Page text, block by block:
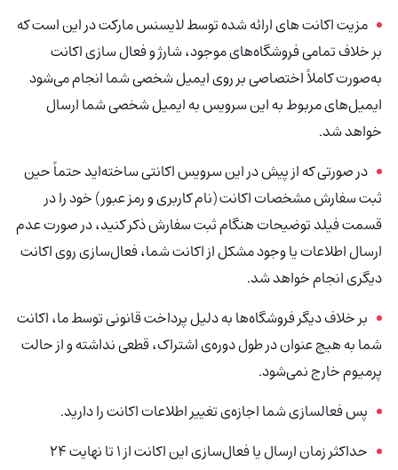
مزیت اکانت های ارائه شده توسط لایسنس مارکت در این است که
بر خلاف تمامی فروشگاه‌های موجود، شارژ و فعال سازی اکانت
به‌صورت کاملاً اختصاصی بر روی ایمیل شخصی شما انجام می‌شود
ایمیل‌های مربوط به این سرویس به ایمیل شخصی شما ارسال
خواهد شد.
در صورتی که از پیش در این سرویس اکانتی ساخته‌اید حتماً حین
ثبت سفارش مشخصات اکانت (نام کاربری و رمز عبور) خود را در
قسمت فیلد توضیحات هنگام ثبت سفارش ذکر کنید، در صورت عدم
ارسال اطلاعات یا وجود مشکل از اکانت شما، فعال‌سازی روی اکانت
دیگری انجام خواهد شد.
بر خلاف دیگر فروشگاه‌ها به دلیل پرداخت قانونی توسط ما، اکانت
شما به هیچ عنوان در طول دوره‌ی اشتراک، قطعی نداشته و از حالت
پرمیوم خارج نمی‌شود.
پس فعالسازی شما اجازه‌ی تغییر اطلاعات اکانت را دارید.
حداکثر زمان ارسال یا فعال‌سازی این اکانت از 1 تا نهایت 24